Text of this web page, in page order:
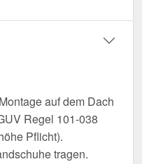
auf dem Dach
Regel 101-038
Pflicht).
tragen.